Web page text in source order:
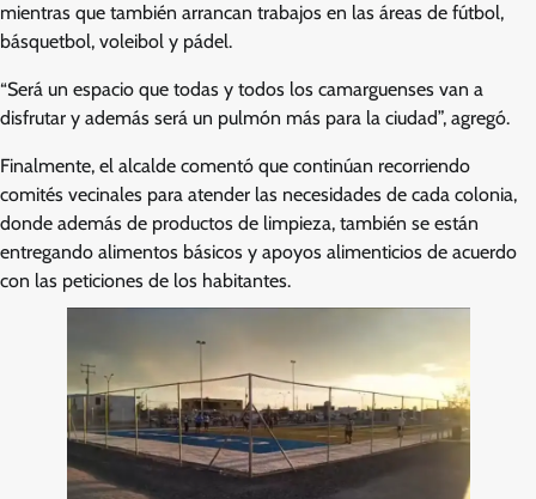
mientras que también arrancan trabajos en las áreas de fútbol,
básquetbol, voleibol y pádel.
“Será un espacio que todas y todos los camarguenses van a
disfrutar y además será un pulmón más para la ciudad”, agregó.
Finalmente, el alcalde comentó que continúan recorriendo
comités vecinales para atender las necesidades de cada colonia,
donde además de productos de limpieza, también se están
entregando alimentos básicos y apoyos alimenticios de acuerdo
con las peticiones de los habitantes.